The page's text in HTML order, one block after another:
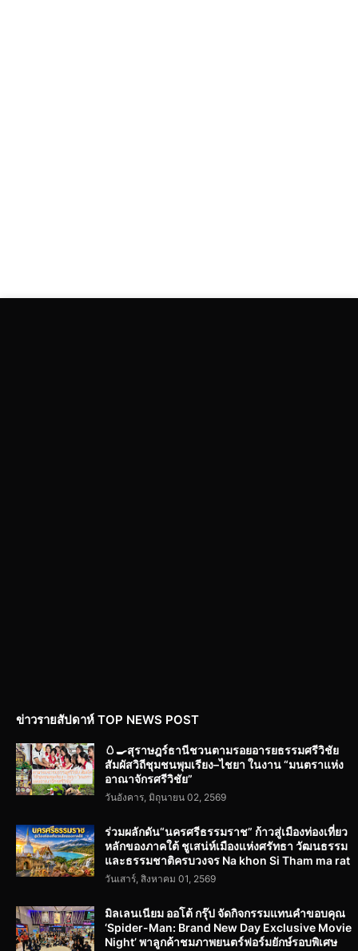
ข่าวรายสัปดาห์ TOP NEWS POST
🥚🍳สุราษฎร์ธานีชวนตามรอยอารยธรรมศรีวิชัย
สัมผัสวิถีชุมชนพุมเรียง–ไชยา ในงาน “มนตราแห่ง
อาณาจักรศรีวิชัย”
วันอังคาร, มิถุนายน 02, 2569
ร่วมผลักดัน“นครศรีธรรมราช” ก้าวสู่เมืองท่องเที่ยว
หลักของภาคใต้ ชูเสน่ห์เมืองแห่งศรัทธา วัฒนธรรม
และธรรมชาติครบวงจร Na khon Si Tham ma rat
วันเสาร์, สิงหาคม 01, 2569
มิลเลนเนียม ออโต้ กรุ๊ป จัดกิจกรรมแทนคำขอบคุณ
‘Spider-Man: Brand New Day Exclusive Movie
Night’ พาลูกค้าชมภาพยนตร์ฟอร์มยักษ์รอบพิเศษ